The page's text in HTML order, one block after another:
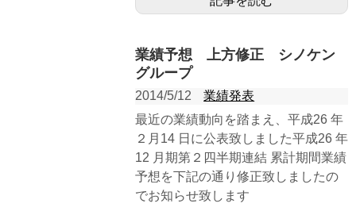
業績予想 上方修正 シノケン
グループ
2014/5/12
業績発表
最近の業績動向を踏まえ、平成26 年
２月14 日に公表致しました平成26 年
12 月期第２四半期連結 累計期間業績
予想を下記の通り修正致しましたの
でお知らせ致します